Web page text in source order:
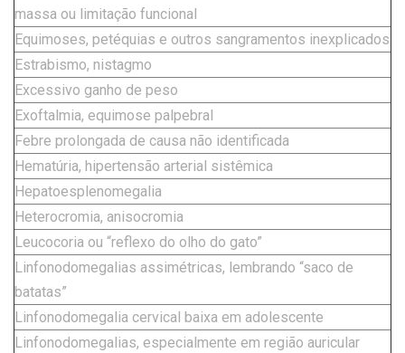
massa ou limitação funcional
Equimoses, petéquias e outros sangramentos inexplicados
Estrabismo, nistagmo
Excessivo ganho de peso
Exoftalmia, equimose palpebral
Febre prolongada de causa não identificada
Hematúria, hipertensão arterial sistêmica
Hepatoesplenomegalia
Heterocromia, anisocromia
Leucocoria ou “reflexo do olho do gato”
Linfonodomegalias assimétricas, lembrando “saco de
batatas”
Linfonodomegalia cervical baixa em adolescente
Linfonodomegalias, especialmente em região auricular